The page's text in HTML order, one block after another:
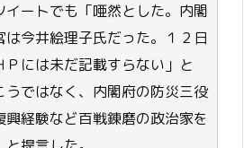
ートでも「唖然とした。内閣
今井絵理子氏だった。１２日
には未だ記載すらない」と
うではなく、内閣府の防災三役
経験など百戦錬磨の政治家を